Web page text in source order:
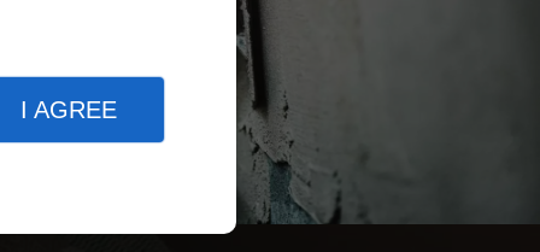
I AGREE